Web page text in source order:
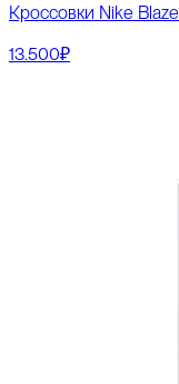
Кроссовки Nike
13.500₽